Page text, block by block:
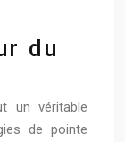
du
un véritable
de pointe